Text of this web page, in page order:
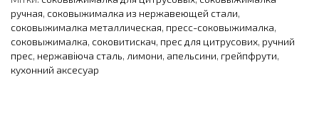
ручная, соковыжималка из нержавеющей стали,
соковыжималка металлическая, пресс-соковыжималка,
соковыжималка, соковитискач, прес для цитрусових, ручний
прес, нержавіюча сталь, лимони, апельсини, грейпфрути,
кухонний аксесуар